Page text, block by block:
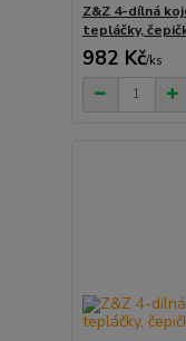
Z&Z 4-dílná
tepláčky,
982 Kč/ks